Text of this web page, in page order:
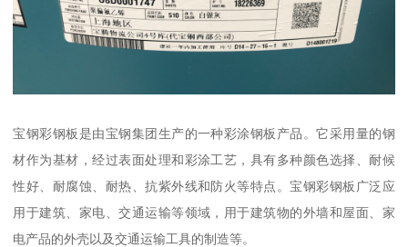
宝钢彩钢板是由宝钢集团生产的一种彩涂钢板产品。它采用量的钢
材作为基材，经过表面处理和彩涂工艺，具有多种颜色选择、耐候
性好、耐腐蚀、耐热、抗紫外线和防火等特点。宝钢彩钢板广泛应
用于建筑、家电、交通运输等领域，用于建筑物的外墙和屋面、家
电产品的外壳以及交通运输工具的制造等。